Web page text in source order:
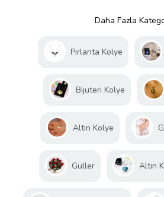
Daha Fazla
Pırlanta Kolye
Bijuteri Kolye
Altın Kolye
Güller Altın